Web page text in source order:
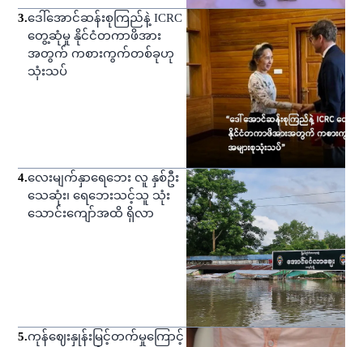
3.ဒေါ်အောင်ဆန်းစုကြည်နဲ့ ICRC
တွေ့ဆုံမှု နိုင်ငံတကာဖိအား
အတွက် ကစားကွက်တစ်ခုဟု
သုံးသပ်
4.လေးမျက်နှာရေဘေး လူ နှစ်ဦး
သေဆုံး၊ ရေဘေးသင့်သူ သုံး
သောင်းကျော်အထိ ရှိလာ
5.ကုန်ဈေးနှုန်းမြင့်တက်မှုကြောင့်